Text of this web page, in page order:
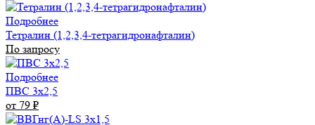
Подробнее
Тетралин (1,2,3,4-тетрагидронафталин)
По запросу
Подробнее
ПВС 3х2,5
от 79 ₽